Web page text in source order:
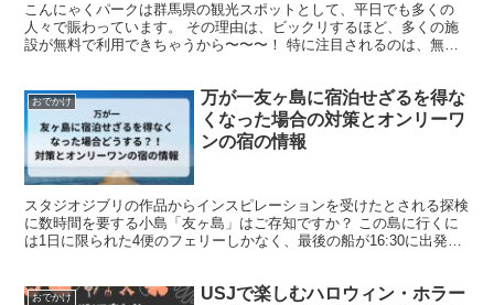
こんにゃくパークは群馬県の観光スポットとして、平日でも多くの
人々で賑わっています。 その理由は、ビックリするほど、多くの施
設が無料で利用できちゃうから〜〜〜！ 特に注目されるのは、無料
おでかけ
万が一友ヶ島に宿泊せざるを得な
くなった場合の対策とオンリーワ
ンの宿の情報
スタジオジブリの作品からインスピレーションを受けたとされる探検
に数時間を要する小島「友ヶ島」はご存知ですか？ この島に行くに
は1日に限られた4便のフェリーしかなく、最後の船が16:30に出発す
おでかけ
USJで楽しむハロウィン・ホラー